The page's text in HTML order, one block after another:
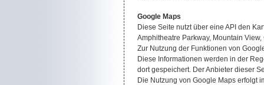
Google Maps
Diese Seite nutzt über eine API den
Amphitheatre Parkway, Mountain View,
Zur Nutzung der Funktionen von
Diese Informationen werden in der
dort gespeichert. Der Anbieter dieser
Die Nutzung von Google Maps erfolgt